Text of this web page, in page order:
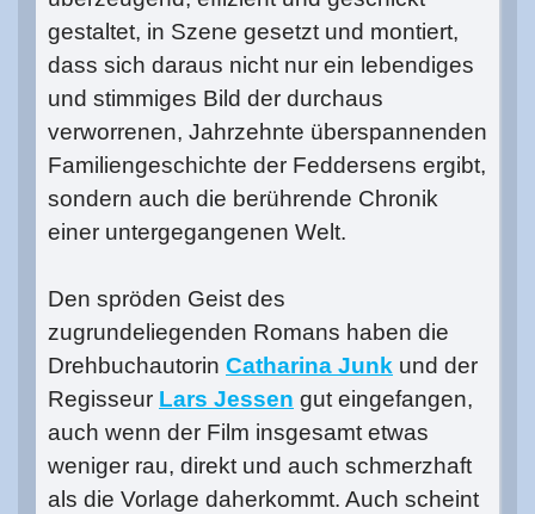
gestaltet, in Szene gesetzt und montiert,
dass sich daraus nicht nur ein lebendiges
und stimmiges Bild der durchaus
verworrenen, Jahrzehnte überspannenden
Familiengeschichte der Feddersens ergibt,
sondern auch die berührende Chronik
einer untergegangenen Welt.
Den spröden Geist des
zugrundeliegenden Romans haben die
Drehbuchautorin Catharina Junk und der
Regisseur Lars Jessen gut eingefangen,
auch wenn der Film insgesamt etwas
weniger rau, direkt und auch schmerzhaft
als die Vorlage daherkommt. Auch scheint